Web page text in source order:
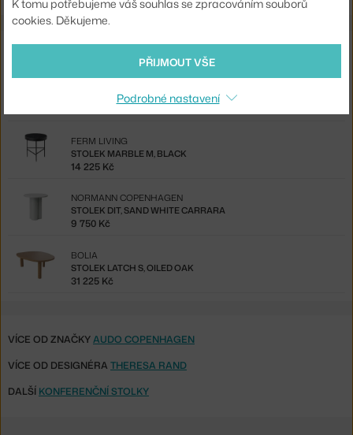
Také by se vám mohlo líbit
STOLEK PLINTH LOW, KUNIS BRECCIA
STOLEK MARBLE M, BLACK
FERM LIVING
14 225 Kč
STOLEK DIT, SAND WHITE CARRARA
NORMANN COPENHAGEN
9 750 Kč
STOLEK LATCH S, OILED OAK
BOLIA
31 225 Kč
VÍCE OD ZNAČKYAUDO COPENHAGEN
VÍCE OD DESIGNÉRA THERESA RAND
DALŠÍ KONFERENČNÍ STOLKY
K tomu potřebujeme váš souhlas se zpracováním souborů
cookies. Děkujeme.
PŘIJMOUT VŠE
Podrobné nastavení